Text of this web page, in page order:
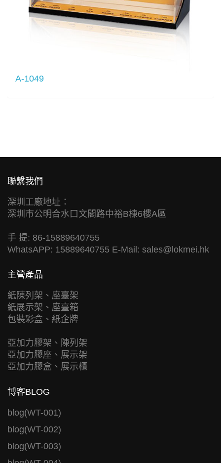
A-1049
聯繫我們
深圳工廠地址：
深圳市公明合水口文閣路中裕B棟6樓A區
手 提: 86-15889640755
WhatsAPP: 15889640755 E-Mail: sales@lokmei.hk
主營產品
紙陳列架、座臺架
紙展示架、座臺箱
包裝彩盒、紙企牌
亞加力膠架、陳列架
亞加力膠座、展示架
亞加力膠盒、展示櫃
博客BLOG
blog(WT-001)
blog(WT-002)
blog(WT-003)